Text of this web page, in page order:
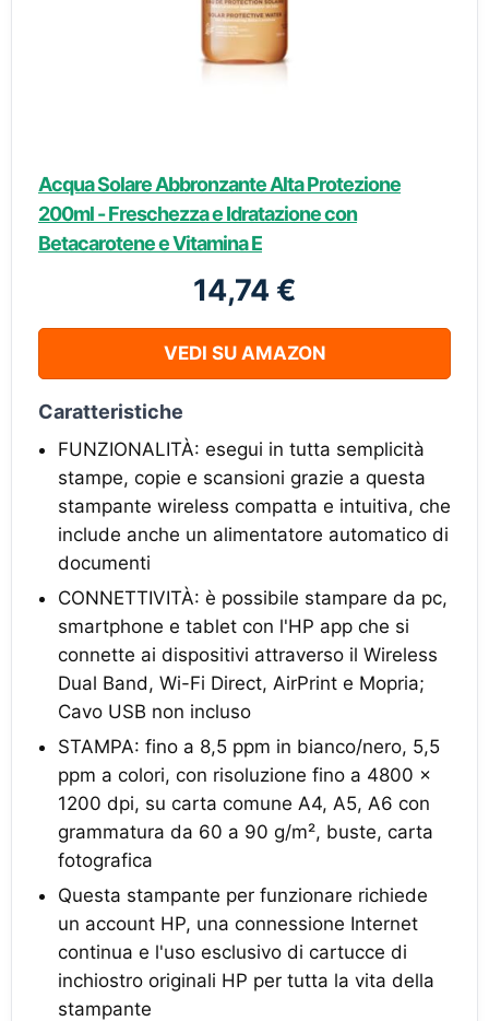
Acqua Solare Abbronzante Alta Protezione
200ml - Freschezza e Idratazione con
Betacarotene e Vitamina E
14,74 €
VEDI SU AMAZON
Caratteristiche
FUNZIONALITÀ: esegui in tutta semplicità
stampe, copie e scansioni grazie a questa
stampante wireless compatta e intuitiva, che
include anche un alimentatore automatico di
documenti
CONNETTIVITÀ: è possibile stampare da pc,
smartphone e tablet con l'HP app che si
connette ai dispositivi attraverso il Wireless
Dual Band, Wi-Fi Direct, AirPrint e Mopria;
Cavo USB non incluso
STAMPA: fino a 8,5 ppm in bianco/nero, 5,5
ppm a colori, con risoluzione fino a 4800 x
1200 dpi, su carta comune A4, A5, A6 con
grammatura da 60 a 90 g/m², buste, carta
fotografica
Questa stampante per funzionare richiede
un account HP, una connessione Internet
continua e l'uso esclusivo di cartucce di
inchiostro originali HP per tutta la vita della
stampante